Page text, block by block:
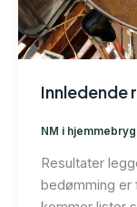
Innledende
NM i
Resultater
bedømming er